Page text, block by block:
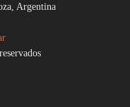
Argentina